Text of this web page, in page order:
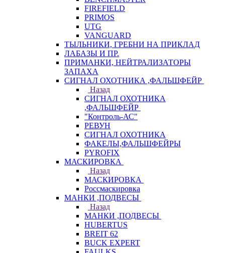
FIREFIELD
PRIMOS
UTG
VANGUARD
ТЫЛЬНИКИ, ГРЕБНИ НА ПРИКЛАД
ЛАБАЗЫ И ПР.
ПРИМАНКИ, НЕЙТРАЛИЗАТОРЫ
ЗАПАХА
СИГНАЛ ОХОТНИКА ,ФАЛЬШФЕЙР
Назад
СИГНАЛ ОХОТНИКА
,ФАЛЬШФЕЙР
"Контроль-АС"
РЕВУН
СИГНАЛ ОХОТНИКА
ФАКЕЛЫ,ФАЛЬШФЕЙРЫ
PYROFIX
МАСКИРОВКА
Назад
МАСКИРОВКА
Россмаскировка
МАНКИ ,ПОДВЕСЫ
Назад
МАНКИ ,ПОДВЕСЫ
HUBERTUS
BREIT 62
BUCK EXPERT